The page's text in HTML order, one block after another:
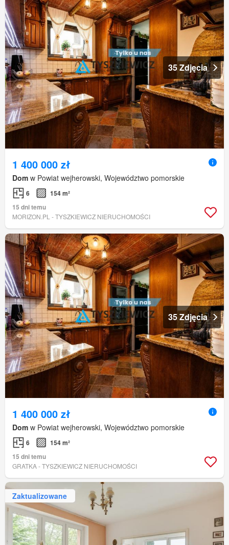
35 Zdjęcia
1 400 000 zł
Dom w Powiat wejherowski, Województwo pomorskie
6
154 m²
15 dni temu
MORIZON.PL - TYSZKIEWICZ NIERUCHOMOŚCI
35 Zdjęcia
1 400 000 zł
Dom w Powiat wejherowski, Województwo pomorskie
6
154 m²
15 dni temu
GRATKA - TYSZKIEWICZ NIERUCHOMOŚCI
Zaktualizowane